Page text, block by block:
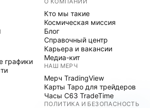
графики
Кто мы такие
Космическая миссия
Блог
Справочный центр
Карьера и вакансии
Медиа-кит
НАШ МЕРЧ
Мерч TradingView
Карты Таро для трейдеров
Часы C63 TradeTime
ПОЛИТИКА И БЕЗОПАСНОСТЬ